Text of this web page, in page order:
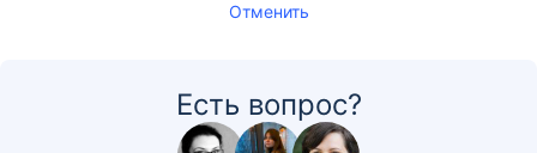
Отменить
Есть вопрос?